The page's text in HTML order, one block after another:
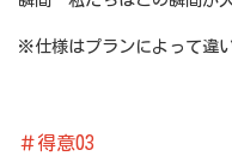
※仕様はプランによって違
＃得意03